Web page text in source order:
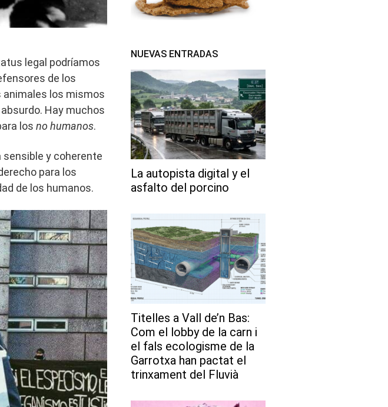
legal podríamos
de los
animales los mismos
Hay muchos
los no humanos.
sensible y coherente
para los
de los humanos.
NUEVAS ENTRADAS
La autopista digital y el
asfalto del porcino
Titelles a Vall de’n Bas:
Com el lobby de la carn i
el fals ecologisme de la
Garrotxa han pactat el
trinxament del Fluvià